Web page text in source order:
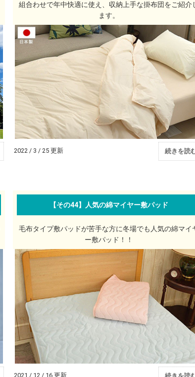
組合わせで年中快適に使え、収納上手な掛布団をご紹介
ます。
2022 / 3 / 25 更新 続きを読
【その44】人気の綿マイヤー敷パッド
毛布タイプ敷パッドが苦手な方に冬場でも人気の綿マイ
ー敷パッド！！
2021 / 12 / 16 更新